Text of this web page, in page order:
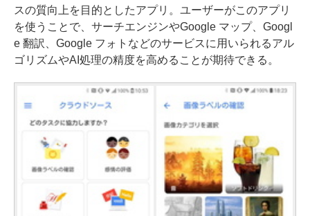
スの質向上を目的としたアプリ。ユーザーがこのアプリ
を使うことで、サーチエンジンやGoogle マップ、Googl
e 翻訳、Google フォトなどのサービスに用いられるアル
ゴリズムやAI処理の精度を高めることが期待できる。